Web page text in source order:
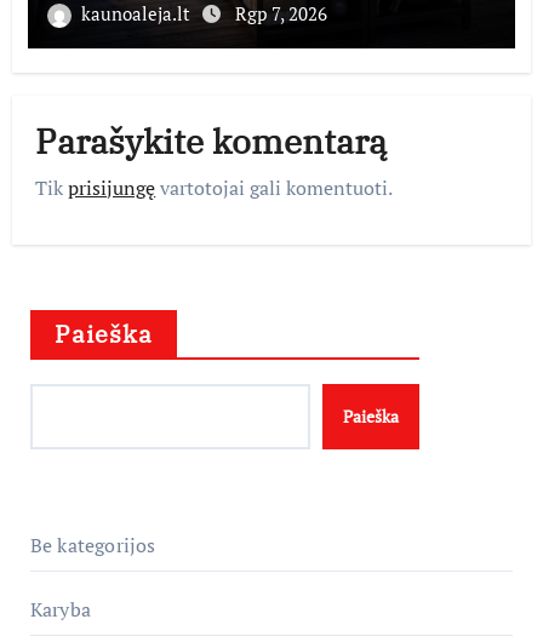
kaunoaleja.lt Rgp 7, 2026
Parašykite komentarą
Tikprisijungęvartotojai gali komentuoti.
Paieška
Paieška
Be kategorijos
Karyba